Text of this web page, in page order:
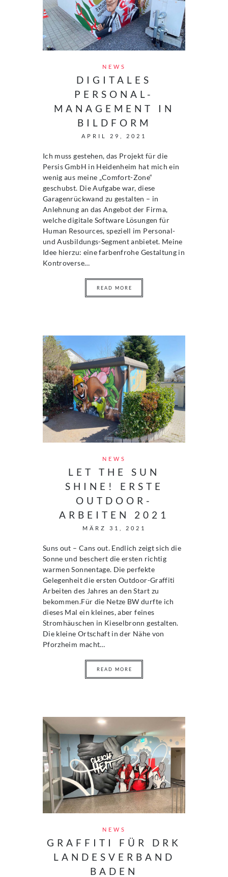
NEWS
DIGITALES
PERSONAL-
MANAGEMENT IN
BILDFORM
APRIL 29, 2021
Ich muss gestehen, das Projekt für die
Persis GmbH in Heidenheim hat mich ein
wenig aus meine „Comfort-Zone“
geschubst. Die Aufgabe war, diese
Garagenrückwand zu gestalten – in
Anlehnung an das Angebot der Firma,
welche digitale Software Lösungen für
Human Resources, speziell im Personal-
und Ausbildungs-Segment anbietet. Meine
Idee hierzu: eine farbenfrohe Gestaltung in
Kontroverse…
READ MORE
NEWS
LET THE SUN
SHINE! ERSTE
OUTDOOR-
ARBEITEN 2021
MÄRZ 31, 2021
Suns out – Cans out. Endlich zeigt sich die
Sonne und beschert die ersten richtig
warmen Sonnentage. Die perfekte
Gelegenheit die ersten Outdoor-Graffiti
Arbeiten des Jahres an den Start zu
bekommen.Für die Netze BW durfte ich
dieses Mal ein kleines, aber feines
Stromhäuschen in Kieselbronn gestalten.
Die kleine Ortschaft in der Nähe von
Pforzheim macht…
READ MORE
NEWS
GRAFFITI FÜR DRK
LANDESVERBAND
BADEN